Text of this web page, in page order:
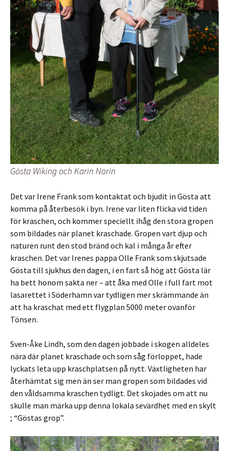
Gösta Wiking och Karin Norin
Det var Irene Frank som kontaktat och bjudit in Gösta att
komma på återbesök i byn. Irene var liten flicka vid tiden
för kraschen, och kommer speciellt ihåg den stora gropen
som bildades när planet kraschade. Gropen vart djup och
naturen runt den stod bränd och kal i många år efter
kraschen. Det var Irenes pappa Olle Frank som skjutsade
Gösta till sjukhus den dagen, i en fart så hög att Gösta lär
ha bett honom sakta ner – att åka med Olle i full fart mot
lasarettet i Söderhamn var tydligen mer skrämmande än
att ha kraschat med ett flygplan 5000 meter ovanför
Tönsen.
Sven-Åke Lindh, som den dagen jobbade i skogen alldeles
nära där planet kraschade och som såg förloppet, hade
lyckats leta upp kraschplatsen på nytt. Växtligheten har
återhämtat sig men än ser man gropen som bildades vid
den våldsamma kraschen tydligt. Det skojades om att nu
skulle man märka upp denna lokala sevärdhet med en skylt
; “Göstas grop”.